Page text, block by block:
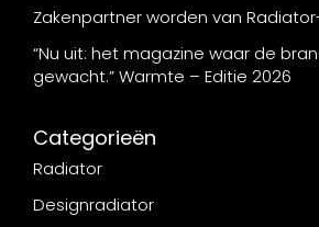
Zakenpartner worden van
“Nu uit: het magazine waar de
gewacht.” Warmte – Editie 2026
Categorieën
Radiator
Designradiator